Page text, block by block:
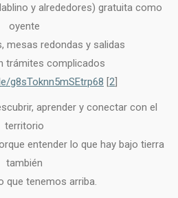
y alrededores) gratuita como
oyente
mesas redondas y salidas
trámites complicados
g8sToknn5mSEtrp68 [2]
aprender y conectar con el
territorio
entender lo que hay bajo tierra
también
que tenemos arriba.